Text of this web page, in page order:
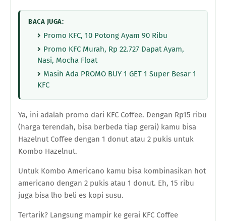
BACA JUGA:
Promo KFC, 10 Potong Ayam 90 Ribu
Promo KFC Murah, Rp 22.727 Dapat Ayam,
Nasi, Mocha Float
Masih Ada PROMO BUY 1 GET 1 Super Besar 1
KFC
Ya, ini adalah promo dari KFC Coffee. Dengan Rp15 ribu
(harga terendah, bisa berbeda tiap gerai) kamu bisa
Hazelnut Coffee dengan 1 donut atau 2 pukis untuk
Kombo Hazelnut.
Untuk Kombo Americano kamu bisa kombinasikan hot
americano dengan 2 pukis atau 1 donut. Eh, 15 ribu
juga bisa lho beli es kopi susu.
Tertarik? Langsung mampir ke gerai KFC Coffee